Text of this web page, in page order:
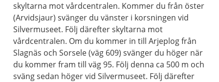
skyltarna mot vårdcentralen. Kommer du från öster
(Arvidsjaur) svänger du vänster i korsningen vid
Silvermuseet. Följ därefter skyltarna mot
vårdcentralen. Om du kommer in till Arjeplog från
Slagnäs och Sorsele (väg 609) svänger du höger när
du kommer fram till väg 95. Följ denna ca 500 m och
sväng sedan höger vid Silvermuseet. Följ därefter